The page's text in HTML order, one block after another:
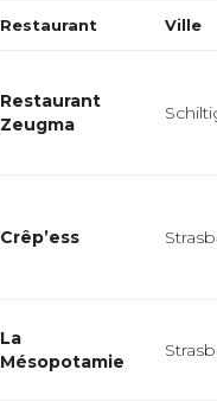
Restaurant Ville
Restaurant
Zeugma
Crêp’ess
La
Mésopotamie